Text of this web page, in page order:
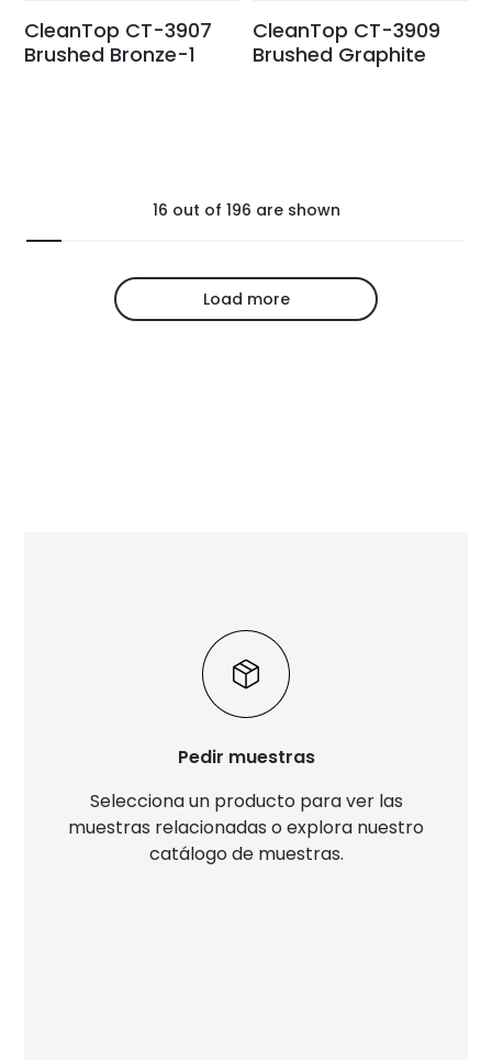
CleanTop CT-3907
Brushed Bronze-1
CleanTop CT-3909
Brushed Graphite
16 out of 196 are shown
Load more
Pedir muestras
Selecciona un producto para ver las
muestras relacionadas o explora nuestro
catálogo de muestras.